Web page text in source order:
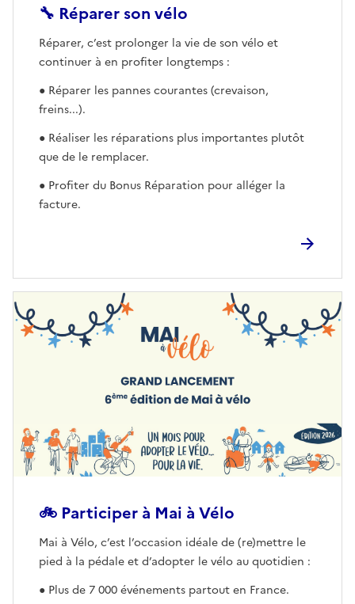
🔧 Réparer son vélo
Réparer, c’est prolonger la vie de son vélo et
continuer à en profiter longtemps :
● Réparer les pannes courantes (crevaison,
freins...).
● Réaliser les réparations plus importantes plutôt
que de le remplacer.
● Profiter du Bonus Réparation pour alléger la
facture.
🚲 Participer à Mai à Vélo
Ouvre une nouvelle fenêtre
Mai à Vélo, c’est l’occasion idéale de (re)mettre le
pied à la pédale et d’adopter le vélo au quotidien :
● Plus de 7 000 événements partout en France.